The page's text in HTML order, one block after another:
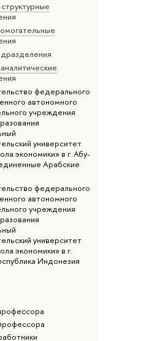
федерального
автономного
учреждения
университет
экономики» в г. Абу-
Арабские
федерального
автономного
учреждения
университет
экономики» в г.
Индонезия